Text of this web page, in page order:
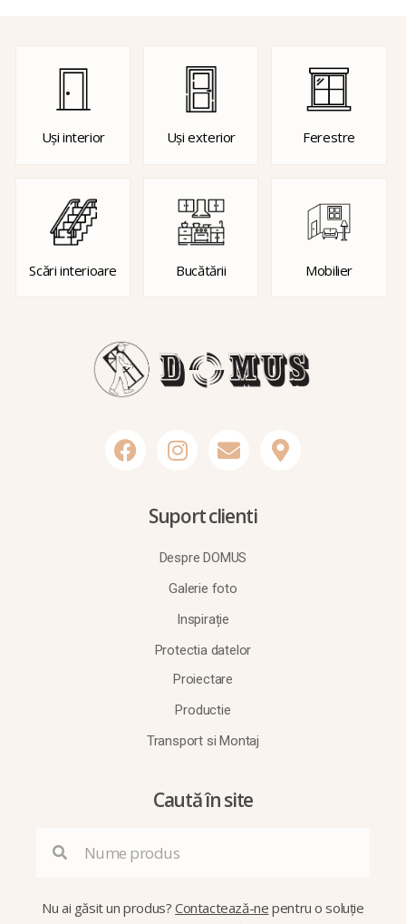
Uși interior Uși exterior Ferestre
Scări interioare Bucătării Mobilier
Suport clienti
Despre DOMUS
Galerie foto
Inspirație
Protectia datelor
Proiectare
Productie
Transport si Montaj
Caută în site
Nu ai găsit un produs?Contactează-ne pentru o soluție